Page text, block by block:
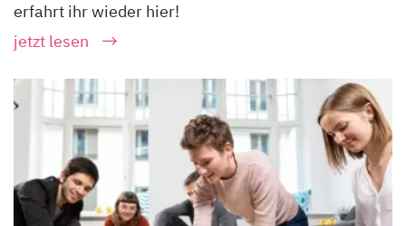
erfahrt ihr wieder hier!
jetzt lesen